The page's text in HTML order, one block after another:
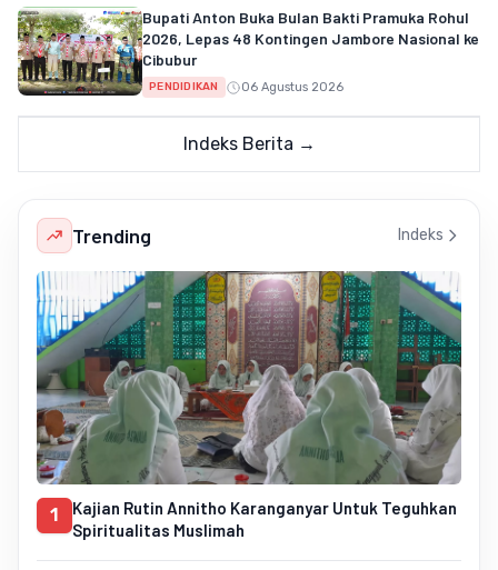
Bupati Anton Buka Bulan Bakti Pramuka Rohul
2026, Lepas 48 Kontingen Jambore Nasional ke
Cibubur
PENDIDIKAN 06 Agustus 2026
Indeks Berita →
Trending Indeks
1
Kajian Rutin Annitho Karanganyar Untuk Teguhkan
Spiritualitas Muslimah